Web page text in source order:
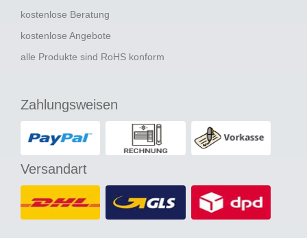
kostenlose Beratung
kostenlose Angebote
alle Produkte sind RoHS konform
Zahlungsweisen
Versandart